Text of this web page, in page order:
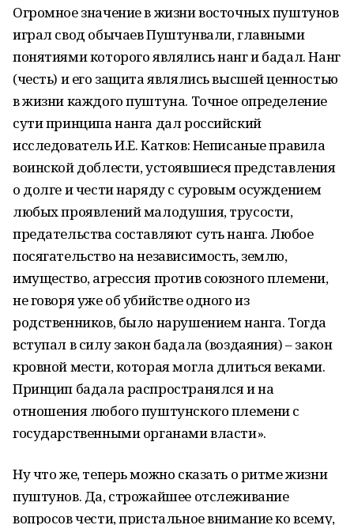
Огромное значение в жизни восточных пуштунов
играл свод обычаев Пуштунвали, главными
понятиями которого являлись нанг и бадал. Нанг
(честь) и его защита являлись высшей ценностью
в жизни каждого пуштуна. Точное определение
сути принципа нанга дал российский
исследователь И.Е. Катков: Неписаные правила
воинской доблести, устоявшиеся представления
о долге и чести наряду с суровым осуждением
любых проявлений малодушия, трусости,
предательства составляют суть нанга. Любое
посягательство на независимость, землю,
имущество, агрессия против союзного племени,
не говоря уже об убийстве одного из
родственников, было нарушением нанга. Тогда
вступал в силу закон бадала (воздаяния) – закон
кровной мести, которая могла длиться веками.
Принцип бадала распространялся и на
отношения любого пуштунского племени с
государственными органами власти».
Ну что же, теперь можно сказать о ритме жизни
пуштунов. Да, строжайшее отслеживание
вопросов чести, пристальное внимание ко всему,